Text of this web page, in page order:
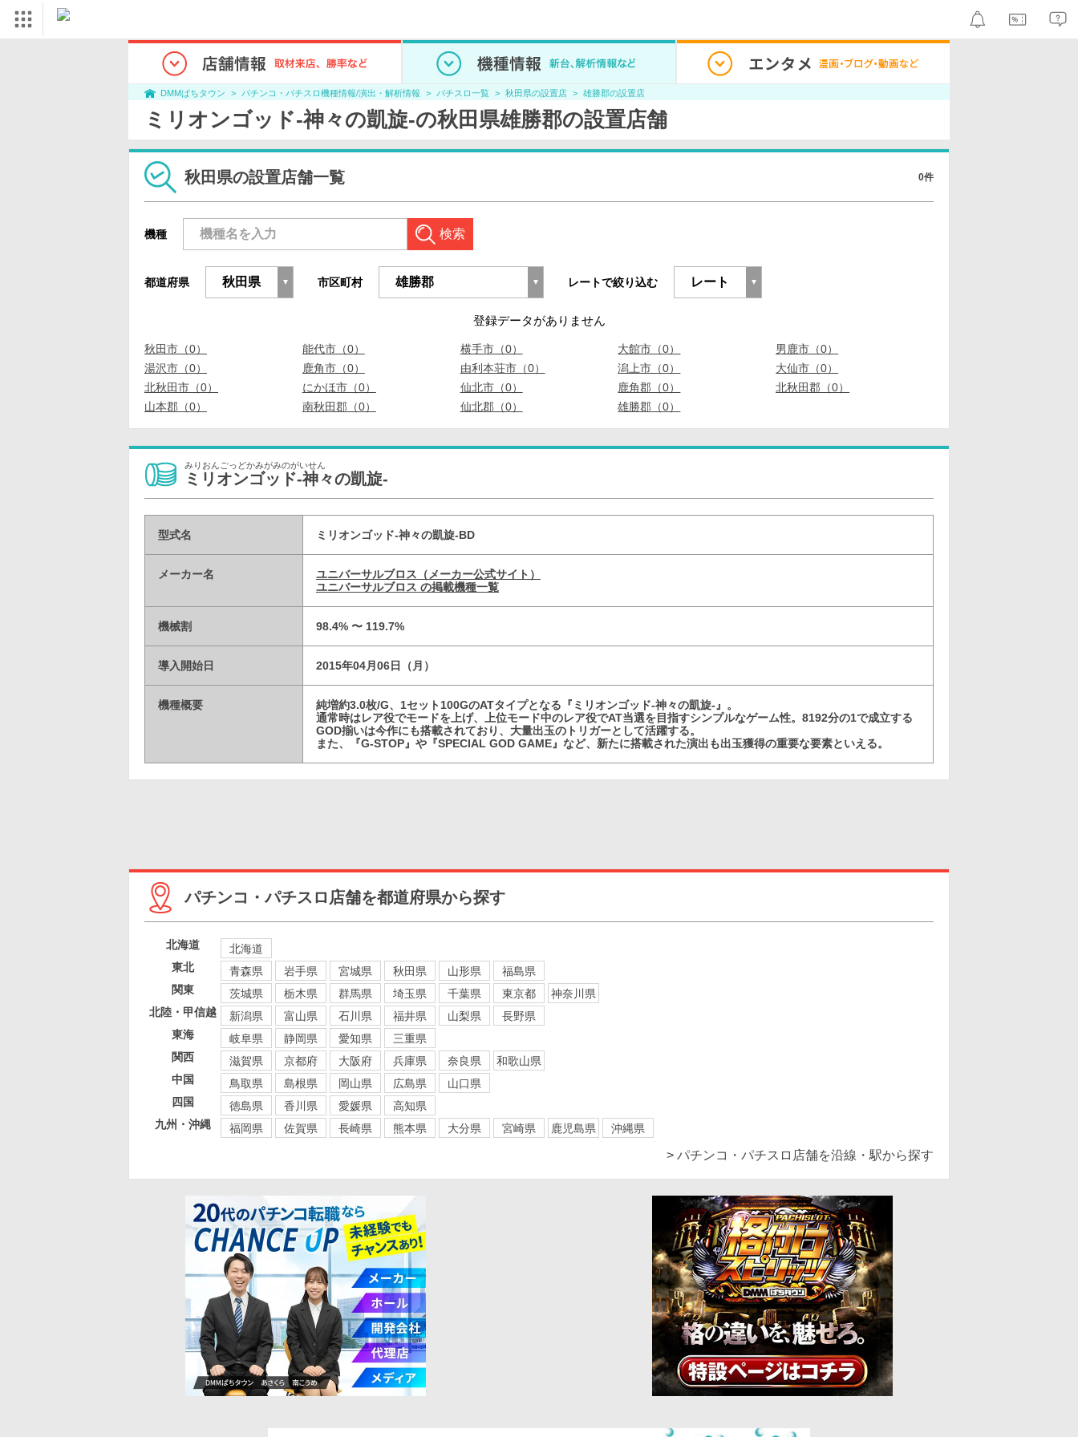
DMMぱちタウン パチンコ・パチスロ機種情報/演出・解析情報 パチスロ一覧 秋田県の設置店 雄勝郡の設置店
ミリオンゴッド-神々の凱旋-の秋田県雄勝郡の設置店舗
秋田県の設置店舗一覧 0件
機種 検索
都道府県 市区町村 レートで絞り込む
登録データがありません
秋田市（0） 能代市（0） 横手市（0） 大館市（0）
男鹿市（0）
湯沢市（0）
鹿角市（0） 由利本荘市（0） 潟上市（0）
大仙市（0）
北秋田市（0）
にかほ市（0） 仙北市（0） 鹿角郡（0）
北秋田郡（0）
山本郡（0）
南秋田郡（0） 仙北郡（0） 雄勝郡（0）
みりおんごっどかみがみのがいせん
ミリオンゴッド-神々の凱旋-
型式名 ミリオンゴッド-神々の凱旋-BD
メーカー名
ユニバーサルブロス（メーカー公式サイト）
ユニバーサルブロス の掲載機種一覧
機械割 98.4% 〜 119.7%
導入開始日 2015年04月06日（月）
機種概要
純増約3.0枚/G、1セット100GのATタイプとなる『ミリオンゴッド-神々の凱旋-』。
通常時はレア役でモードを上げ、上位モード中のレア役でAT当選を目指すシンプルなゲーム性。8192分の1で成立する
GOD揃いは今作にも搭載されており、大量出玉のトリガーとして活躍する。
また、『G-STOP』や『SPECIAL GOD GAME』など、新たに搭載された演出も出玉獲得の重要な要素といえる。
パチンコ・パチスロ店舗を都道府県から探す
北海道
北海道
東北
青森県 岩手県 宮城県 秋田県 山形県
福島県
関東
茨城県 栃木県 群馬県 埼玉県 千葉県 東京都
神奈川県
北陸・甲信越
新潟県 富山県 石川県 福井県 山梨県
長野県
東海
岐阜県 静岡県 愛知県
三重県
関西
滋賀県 京都府 大阪府 兵庫県 奈良県
和歌山県
中国
鳥取県 島根県 岡山県 広島県
山口県
四国
徳島県 香川県 愛媛県
高知県
九州・沖縄
福岡県 佐賀県 長崎県 熊本県 大分県 宮崎県 鹿児島県 沖縄県
> パチンコ・パチスロ店舗を沿線・駅から探す